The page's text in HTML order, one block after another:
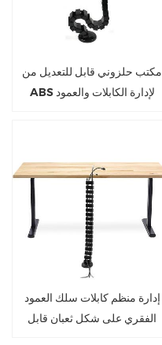
مكتب حلزوني قابل للتعديل من
ABS لإدارة الكابلات والعمود
إدارة منظم كابلات سلك العمود
الفقري على شكل ثعبان قابل